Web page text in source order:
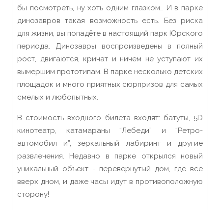
бы посмотреть, ну хоть одним глазком… И в парке
динозавров такая возможность есть. Без риска
для жизни, вы попадёте в настоящий парк Юрского
периода. Динозавры воспроизведены в полный
рост, двигаются, кричат и ничем не уступают их
вымершим прототипам. В парке несколько детских
площадок и много приятных сюрпризов для самых
смелых и любопытных.
В стоимость входного билета входят: батуты, 5D
кинотеатр, катамараны “Лебеди” и “Ретро-
автомобил и”, зеркальный лабиринт и другие
развлечения. Недавно в парке открылся новый
уникальный объект - перевернутый дом, где все
вверх дном, и даже часы идут в противоположную
сторону!